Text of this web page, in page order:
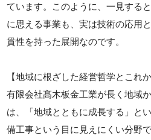
ています。このように、一見する
に思える事業も、実は技術の応用
貫性を持った展開なのです。
【地域に根ざした経営哲学とこれ
有限会社髙木板金工業が長く地域
は、「地域とともに成長する」と
備工事という目に見えにくい分野